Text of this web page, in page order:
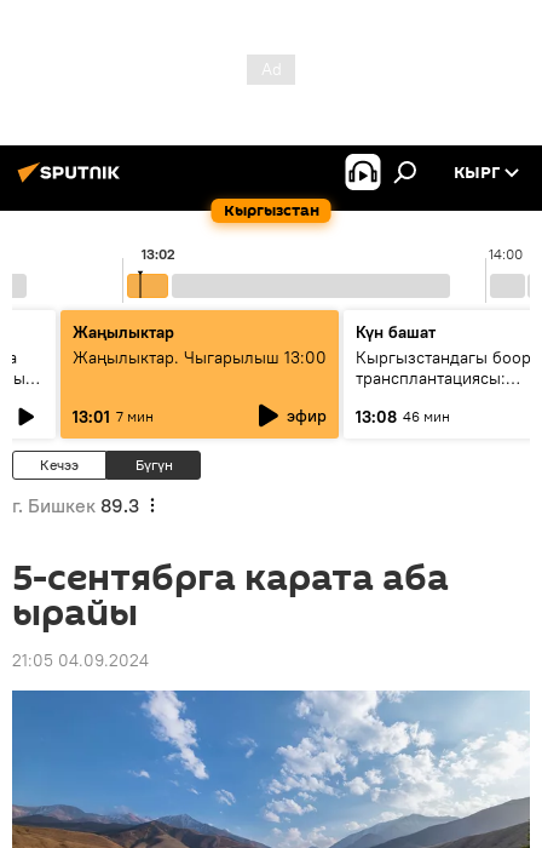
Кыргызстан
КЫРГ
14:00
13:02
Жаңылыктар
Жаңылыктар. Чыгарылыш 13:00
13:01 7 мин эфир
Күн башат
Кыргызстандагы боор
трансплантациясы:
келечеги
13:08 46 мин
Кечээ Бүгүн
г. Бишкек 89.3
5-сентябрга карата аба
ырайы
21:05 04.09.2024